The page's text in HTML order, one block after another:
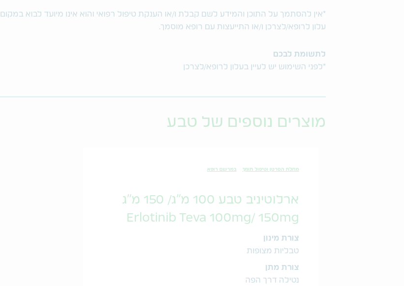
*אין להסתמך על התוכן והמידע לשם קבלת ו/או הענקת טיפול רפואי והוא אינו מיועד לבוא במקום
עלון לרופא/לצרכן ו/או התייעצות עם רופא מוסמך.
לתשומת לבכם
*לפני השימוש יש לעיין בעלון לרופא/לצרכן
מוצרים נוספים של טבע
מחלת הסרטן וטיפול תומך במרשם רופא
ארלוטיניב טבע 100 מ"ג/ 150 מ"ג
Erlotinib Teva 100mg/ 150mg
צורת מינון
טבליות מצופות
צורת מתן
נטילה דרך הפה